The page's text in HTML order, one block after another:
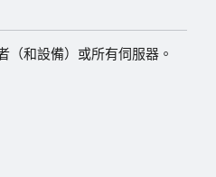
和設備）或所有伺服器。